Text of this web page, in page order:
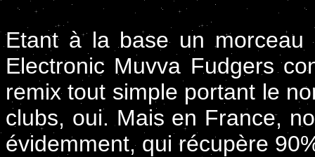
Etant à la base un
Electronic Muvva Fudgers
remix tout simple portant le
clubs, oui. Mais en France,
évidemment, qui récupère